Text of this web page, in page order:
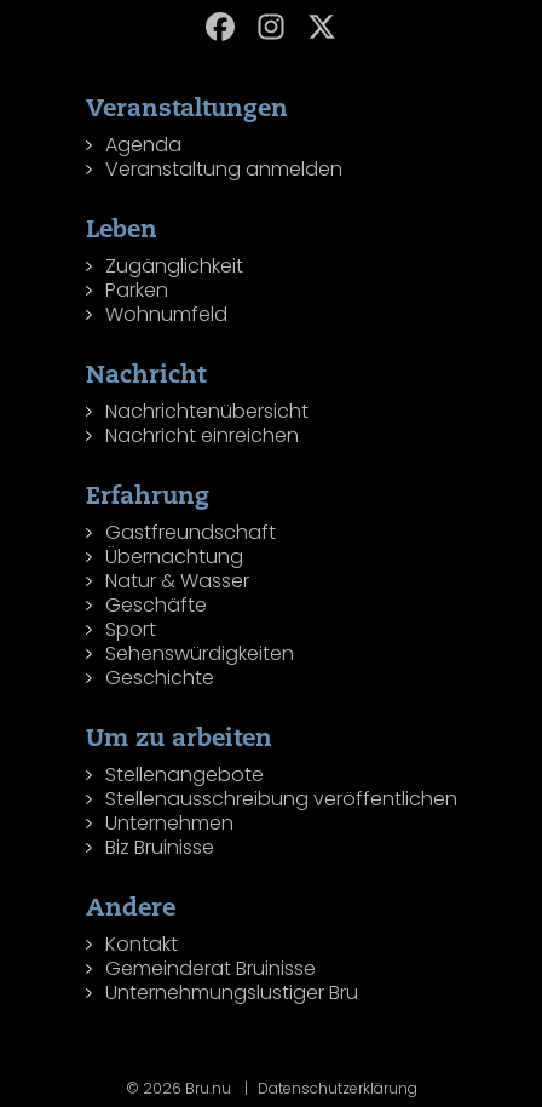
Veranstaltungen
Agenda
Veranstaltung anmelden
Leben
Zugänglichkeit
Parken
Wohnumfeld
Nachricht
Nachrichtenübersicht
Nachricht einreichen
Erfahrung
Gastfreundschaft
Übernachtung
Natur & Wasser
Geschäfte
Sport
Sehenswürdigkeiten
Geschichte
Um zu arbeiten
Stellenangebote
Stellenausschreibung veröffentlichen
Unternehmen
Biz Bruinisse
Andere
Kontakt
Gemeinderat Bruinisse
Unternehmungslustiger Bru
© 2026 Bru.nu Datenschutzerklärung